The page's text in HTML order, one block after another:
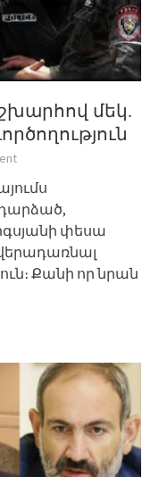
մեկ.
փեսա
վերադառնալ
Քանի որ նրան